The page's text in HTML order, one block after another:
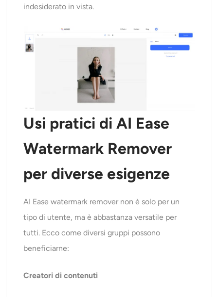
indesiderato in vista.
Usi pratici di AI Ease
Watermark Remover
per diverse esigenze
AI Ease watermark remover non è solo per un
tipo di utente, ma è abbastanza versatile per
tutti. Ecco come diversi gruppi possono
beneficiarne:
Creatori di contenuti